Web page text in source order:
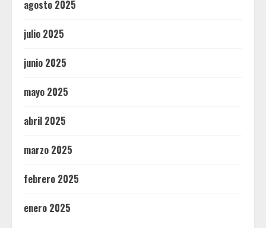
agosto 2025
julio 2025
junio 2025
mayo 2025
abril 2025
marzo 2025
febrero 2025
enero 2025